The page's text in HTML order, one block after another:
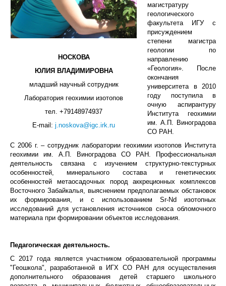
НОСКОВА
ЮЛИЯ ВЛАДИМИРОВНА
младший научный сотрудник
Лаборатория геохимии изотопов
тел. +79148974937
E-mail: j.noskova@igc.irk.ru
магистратуру
геологического
факультета ИГУ с
присуждением
степени магистра
геологии по
направлению
«Геология». После
окончания
университета в 2010
году поступила в
очную аспирантуру
Института геохимии
им. А.П. Виноградова
СО РАН.
С 2006 г. – сотрудник лаборатории геохимии изотопов Института
геохимии им. А.П. Виноградова СО РАН. Профессиональная
деятельность связана с изучением структурно-текстурных
особенностей, минерального состава и генетических
особенностей метаосадочных пород аккреционных комплексов
Восточного Забайкалья, выяснением предполагаемых обстановок
их формирования, и с использованием Sr-Nd изотопных
исследований для установления источников сноса обломочного
материала при формировании объектов исследования.
Педагогическая деятельность.
С 2017 года является участником образовательной программы
"Геошкола", разработанной в ИГХ СО РАН для осуществления
дополнительного образования детей старшего школьного